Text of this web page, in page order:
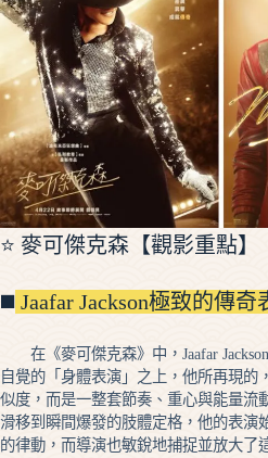
⭐ 麥可傑克森【觀影重點】
◼️ Jaafar Jackson極致的傳奇
在《麥可傑克森》中，Jaafar
自覺的「身體表演」之上，他所再現的
似度，而是一整套節奏、重心與能量流
滑移到瞬間爆發的肢體定格，他的表演
的律動，而導演也敏銳地捕捉並放大了